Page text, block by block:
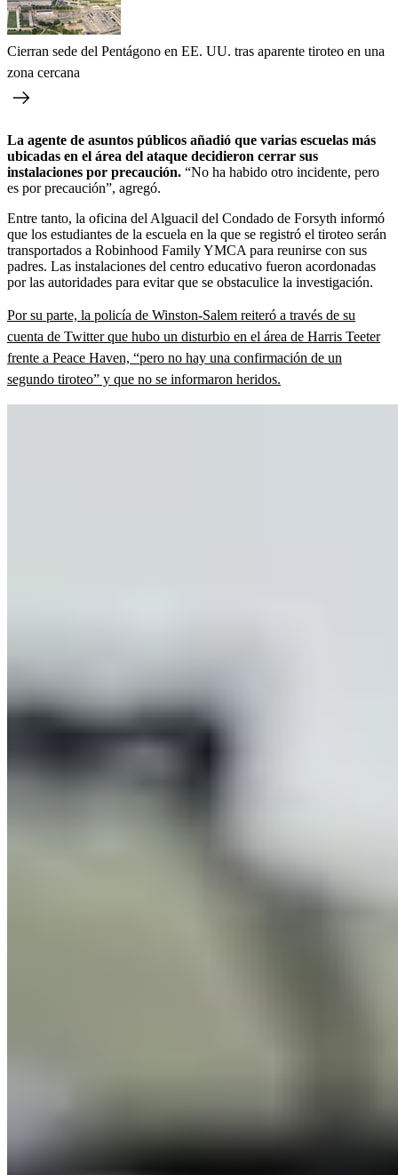
Cierran sede del Pentágono en EE. UU. tras aparente tiroteo en una
zona cercana
La agente de asuntos públicos añadió que varias escuelas más
ubicadas en el área del ataque decidieron cerrar sus
instalaciones por precaución. “No ha habido otro incidente, pero
es por precaución”, agregó.
Entre tanto, la oficina del Alguacil del Condado de Forsyth informó
que los estudiantes de la escuela en la que se registró el tiroteo serán
transportados a Robinhood Family YMCA para reunirse con sus
padres. Las instalaciones del centro educativo fueron acordonadas
por las autoridades para evitar que se obstaculice la investigación.
Por su parte, la policía de Winston-Salem reiteró a través de su
cuenta de Twitter que hubo un disturbio en el área de Harris Teeter
frente a Peace Haven, “pero no hay una confirmación de un
segundo tiroteo” y que no se informaron heridos.